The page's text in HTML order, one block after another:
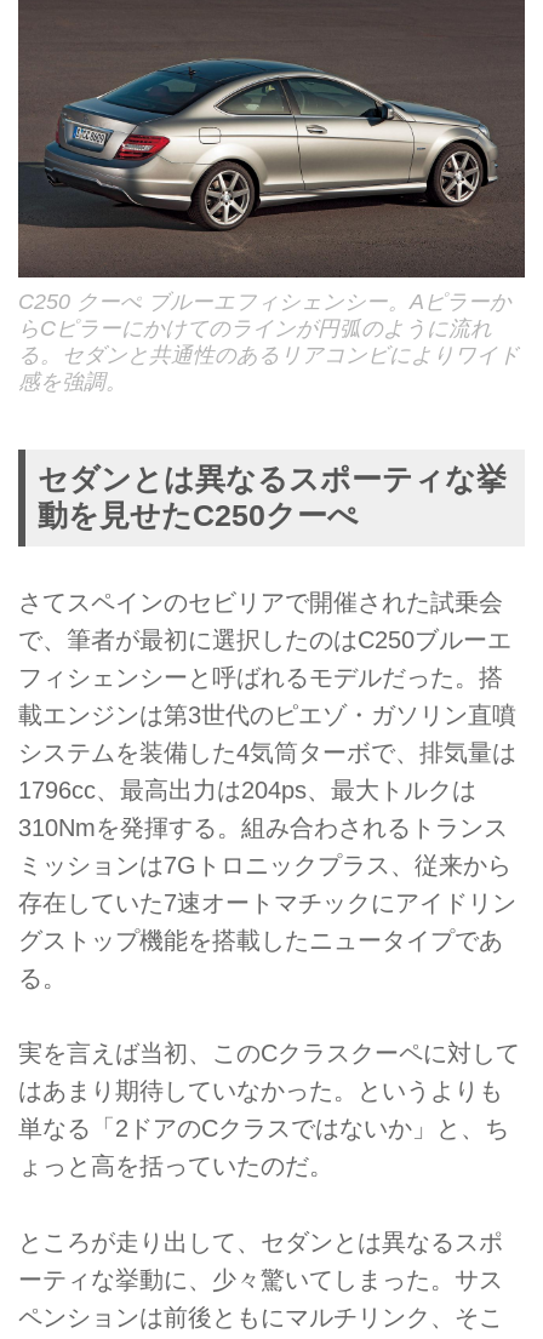
C250 クーぺ ブルーエフィシェンシー。Aピラーか
らCピラーにかけてのラインが円弧のように流れ
る。セダンと共通性のあるリアコンビによりワイド
感を強調。
セダンとは異なるスポーティな挙
動を見せたC250クーぺ
さてスペインのセビリアで開催された試乗会
で、筆者が最初に選択したのはC250ブルーエ
フィシェンシーと呼ばれるモデルだった。搭
載エンジンは第3世代のピエゾ・ガソリン直噴
システムを装備した4気筒ターボで、排気量は
1796cc、最高出力は204ps、最大トルクは
310Nmを発揮する。組み合わされるトランス
ミッションは7Gトロニックプラス、従来から
存在していた7速オートマチックにアイドリン
グストップ機能を搭載したニュータイプであ
る。
実を言えば当初、このCクラスクーペに対して
はあまり期待していなかった。というよりも
単なる「2ドアのCクラスではないか」と、ち
ょっと高を括っていたのだ。
ところが走り出して、セダンとは異なるスポ
ーティな挙動に、少々驚いてしまった。サス
ペンションは前後ともにマルチリンク、そこ